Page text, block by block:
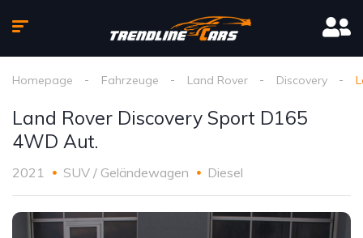
Homepage Fahrzeuge Land Rover Discovery
Land Rover Discovery Sport D165
4WD Aut.
2021 SUV / Geländewagen Diesel